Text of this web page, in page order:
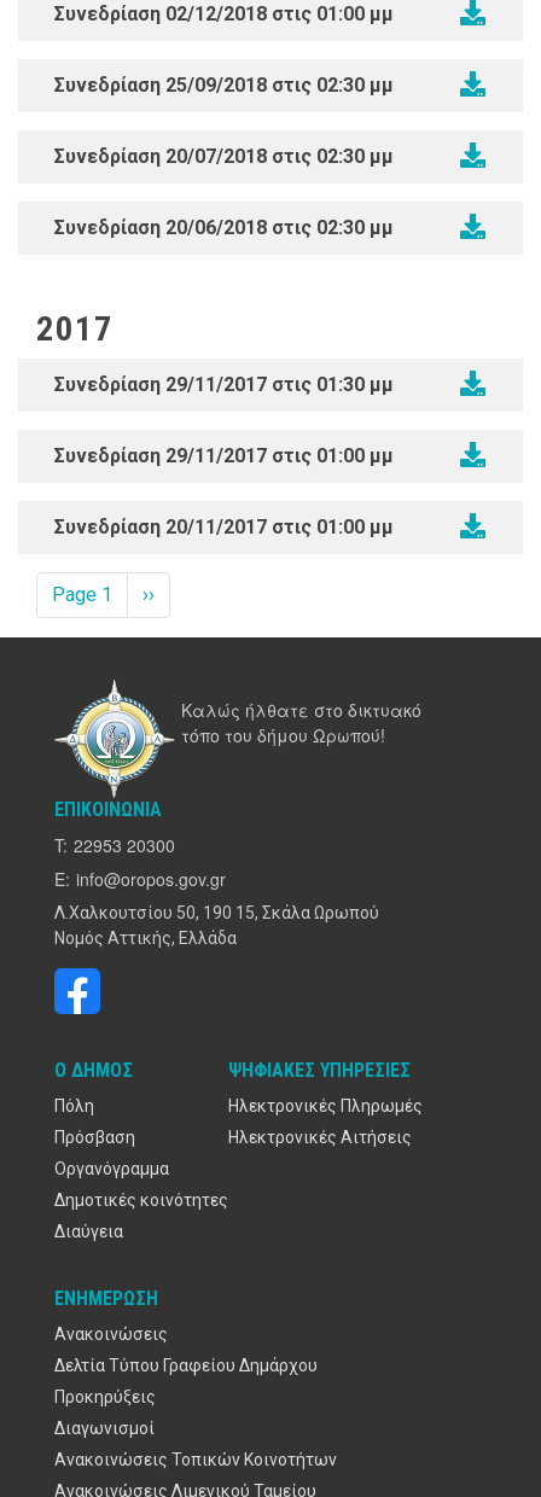
Συνεδρίαση 02/12/2018 στις 01:00 μμ
Συνεδρίαση 25/09/2018 στις 02:30 μμ
Συνεδρίαση 20/07/2018 στις 02:30 μμ
Συνεδρίαση 20/06/2018 στις 02:30 μμ
2017
Συνεδρίαση 29/11/2017 στις 01:30 μμ
Συνεδρίαση 29/11/2017 στις 01:00 μμ
Συνεδρίαση 20/11/2017 στις 01:00 μμ
Σελιδοποίηση
Page 1
Next
page
››
Καλώς ήλθατε στο δικτυακό
τόπο του δήμου Ωρωπού!
ΕΠΙΚΟΙΝΩΝΊΑ
T: 22953 20300
E: info@oropos.gov.gr
Λ.Χαλκουτσίου 50, 190 15, Σκάλα Ωρωπού
Νομός Αττικής, Ελλάδα
Ο ΔΉΜΟΣ
Πόλη
Πρόσβαση
Οργανόγραμμα
Δημοτικές κοινότητες
Διαύγεια
ΨΗΦΙΑΚΈΣ ΥΠΗΡΕΣΊΕΣ
Ηλεκτρονικές Πληρωμές
Ηλεκτρονικές Αιτήσεις
ΕΝΗΜΈΡΩΣΗ
Ανακοινώσεις
Δελτία Τύπου Γραφείου Δημάρχου
Προκηρύξεις
Διαγωνισμοί
Ανακοινώσεις Τοπικών Κοινοτήτων
Ανακοινώσεις Λιμενικού Ταμείου